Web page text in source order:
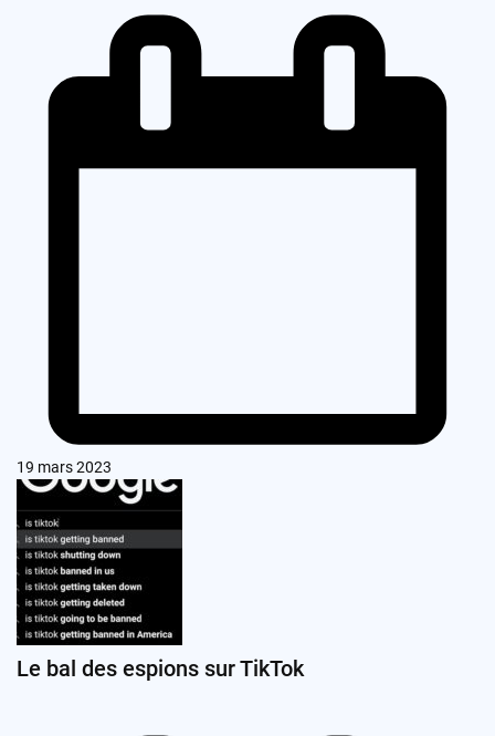
19 mars 2023
Le bal des espions sur TikTok